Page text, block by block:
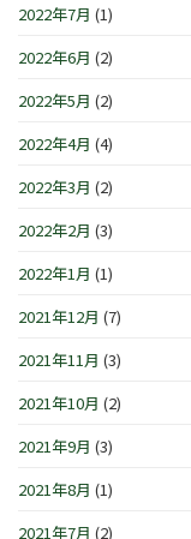
2022年7月 (1)
2022年6月 (2)
2022年5月 (2)
2022年4月 (4)
2022年3月 (2)
2022年2月 (3)
2022年1月 (1)
2021年12月 (7)
2021年11月 (3)
2021年10月 (2)
2021年9月 (3)
2021年8月 (1)
2021年7月 (2)